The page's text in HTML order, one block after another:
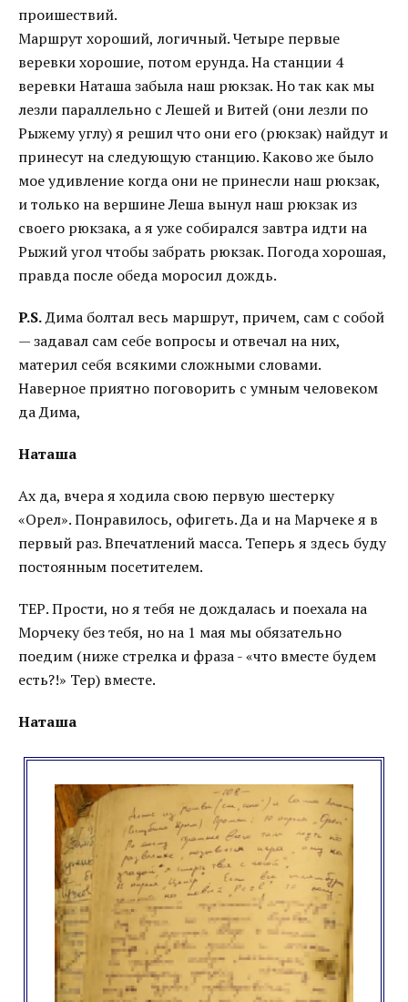
проишествий.
Маршрут хороший, логичный. Четыре первые
веревки хорошие, потом ерунда. На станции 4
веревки Наташа забыла наш рюкзак. Но так как мы
лезли параллельно с Лешей и Витей (они лезли по
Рыжему углу) я решил что они его (рюкзак) найдут и
принесут на следующую станцию. Каково же было
мое удивление когда они не принесли наш рюкзак,
и только на вершине Леша вынул наш рюкзак из
своего рюкзака, а я уже собирался завтра идти на
Рыжий угол чтобы забрать рюкзак. Погода хорошая,
правда после обеда моросил дождь.
P.S.Дима болтал весь маршрут, причем, сам с собой
— задавал сам себе вопросы и отвечал на них,
материл себя всякими сложными словами.
Наверное приятно поговорить с умным человеком
да Дима,
Наташа
Ах да, вчера я ходила свою первую шестерку
«Орел». Понравилось, офигеть. Да и на Марчеке я в
первый раз. Впечатлений масса. Теперь я здесь буду
постоянным посетителем.
ТЕР. Прости, но я тебя не дождалась и поехала на
Морчеку без тебя, но на 1 мая мы обязательно
поедим (ниже стрелка и фраза - «что вместе будем
есть?!» Тер) вместе.
Наташа